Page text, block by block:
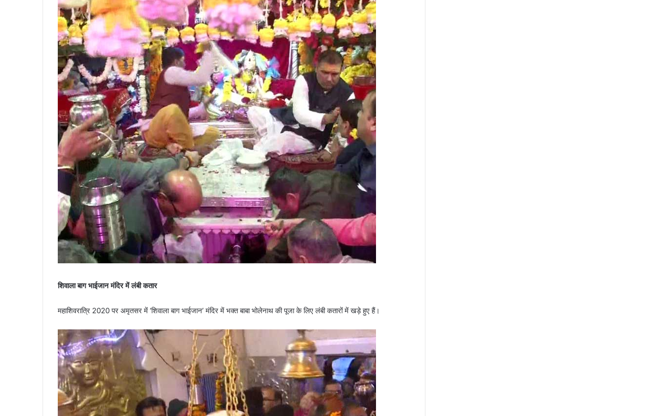
शिवाला बाग भाईजान मंदिर में लंबी कतार
महाशिवरात्रि 2020 पर अमृतसर में ‘शिवाला बाग भाईजान’ मंदिर में भक्त बाबा भोलेनाथ की पूजा के लिए लंबी कतारों में खड़े हुए हैं।